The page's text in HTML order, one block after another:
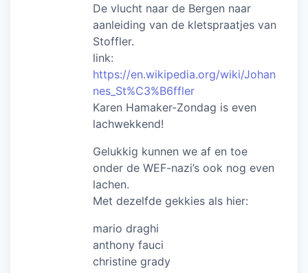
De vlucht naar de Bergen naar
aanleiding van de kletspraatjes van
Stoffler.
link:
https://en.wikipedia.org/wiki/Johan
nes_St%C3%B6ffler
Karen Hamaker-Zondag is even
lachwekkend!
Gelukkig kunnen we af en toe
onder de WEF-nazi’s ook nog even
lachen.
Met dezelfde gekkies als hier:
mario draghi
anthony fauci
christine grady